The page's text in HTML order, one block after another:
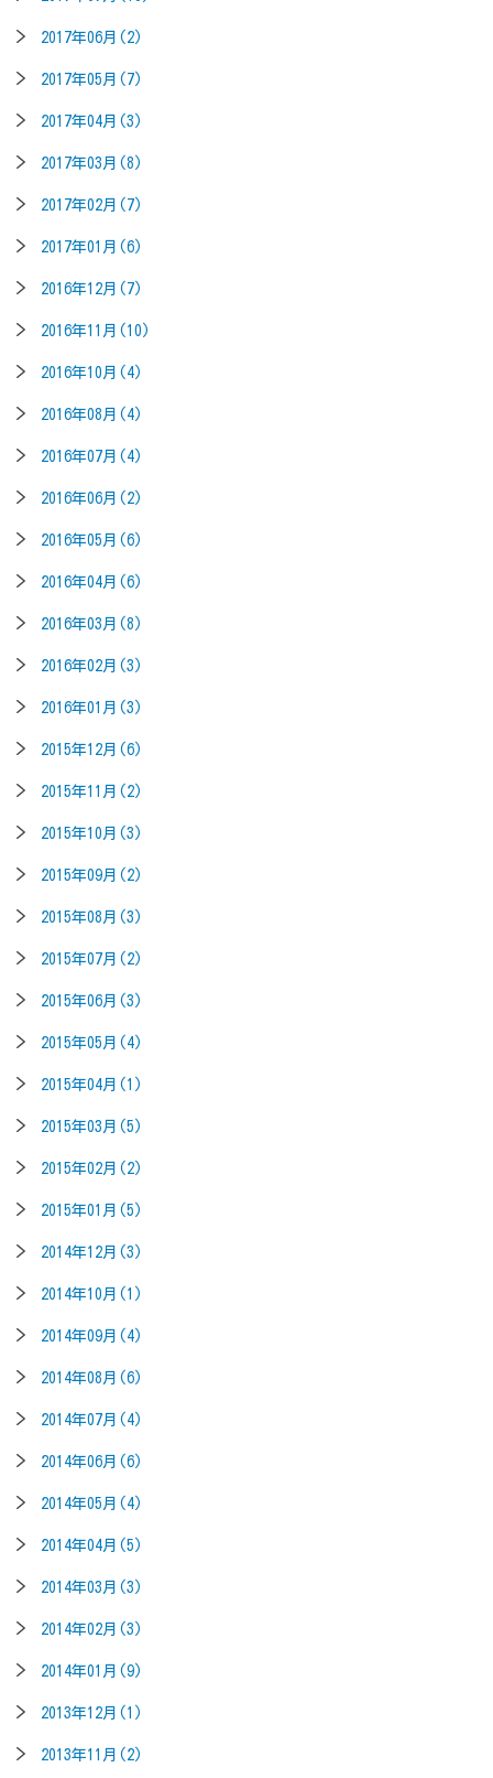
2017年06月(2)
2017年05月(7)
2017年04月(3)
2017年03月(8)
2017年02月(7)
2017年01月(6)
2016年12月(7)
2016年11月(10)
2016年10月(4)
2016年08月(4)
2016年07月(4)
2016年06月(2)
2016年05月(6)
2016年04月(6)
2016年03月(8)
2016年02月(3)
2016年01月(3)
2015年12月(6)
2015年11月(2)
2015年10月(3)
2015年09月(2)
2015年08月(3)
2015年07月(2)
2015年06月(3)
2015年05月(4)
2015年04月(1)
2015年03月(5)
2015年02月(2)
2015年01月(5)
2014年12月(3)
2014年10月(1)
2014年09月(4)
2014年08月(6)
2014年07月(4)
2014年06月(6)
2014年05月(4)
2014年04月(5)
2014年03月(3)
2014年02月(3)
2014年01月(9)
2013年12月(1)
2013年11月(2)